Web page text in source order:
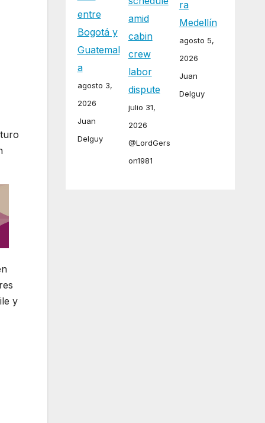
y
entre
Bogotá y
Guatemal
a
agosto 3,
2026
Juan
Delguy
amid
cabin
crew
labor
dispute
julio 31,
2026
@LordGers
on1981
ra
Medellín
agosto 5,
2026
Juan
Delguy